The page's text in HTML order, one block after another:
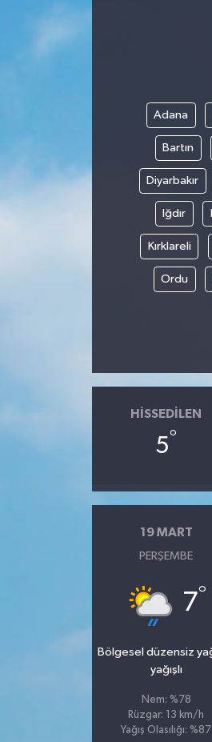
Adana
Bartın
Diyarbakır
Iğdır
Kırklareli
Ordu
HISSEDILEN
5°
19 MART
PERŞEMBE
7°
Bölgesel düzensiz
yağışlı
Nem: %78
Rüzgar: 13 km/h
Yağış Olasılığı: %87